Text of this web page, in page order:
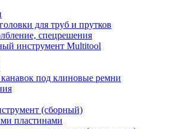
для труб и прутков
спецрешения
инструмент Multitool
под клиновые ремни
(сборный)
пластинами